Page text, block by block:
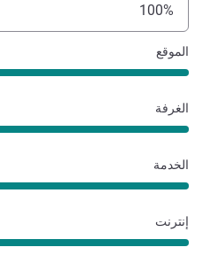
100%
الموقع
الغرفة
الخدمة
إنترنت